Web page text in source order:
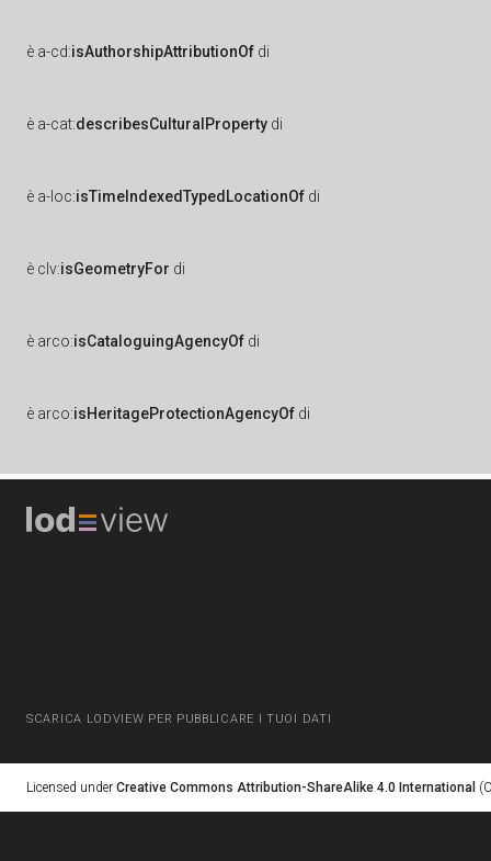
è a-cd:isAuthorshipAttributionOf di
è a-cat:describesCulturalProperty di
è a-loc:isTimeIndexedTypedLocationOf di
è clv:isGeometryFor di
è arco:isCataloguingAgencyOf di
è arco:isHeritageProtectionAgencyOf di
SCARICA LODVIEW PER PUBBLICARE I TUOI DATI
Licensed under Creative Commons Attribution-ShareAlike 4.0 International